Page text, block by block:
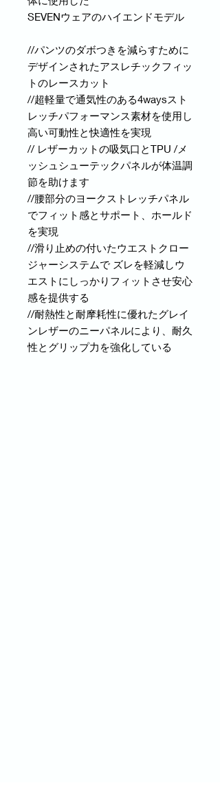
SEVENウェアのハイエンドモデル
//パンツのダボつきを減らすために
デザインされたアスレチックフィッ
トのレースカット
//超軽量で通気性のある4waysスト
レッチパフォーマンス素材を使用し
高い可動性と快適性を実現
// レザーカットの吸気口とTPU /メ
ッシュシューテックパネルが体温調
節を助けます
//腰部分のヨークストレッチパネル
でフィット感とサポート、ホールド
を実現
//滑り止めの付いたウエストクロー
ジャーシステムで ズレを軽減しウ
エストにしっかりフィットさせ安心
感を提供する
//耐熱性と耐摩耗性に優れたグレイ
ンレザーのニーパネルにより、耐久
性とグリップ力を強化している